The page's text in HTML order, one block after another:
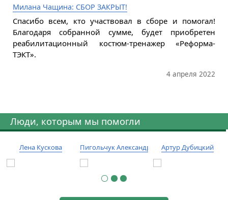
Милана Чащина: СБОР ЗАКРЫТ!
Спасибо всем, кто участвовал в сборе и помогал!
Благодаря собранной сумме, будет приобретен
реабилитационный костюм-тренажер «Реформа-
ТЭКТ».
4 апреля 2022
Люди, которым мы помогли
Лена Кускова Пигольчук Александр Артур Дубицкий